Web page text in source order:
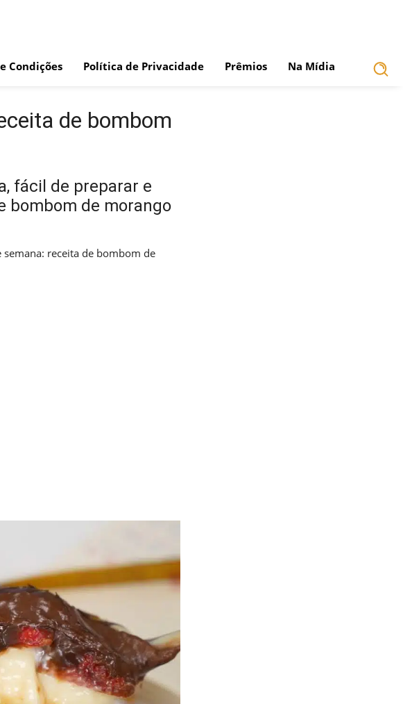
Condições Política de Privacidade Prêmios Na Mídia
de bombom
fácil de preparar e
bombom de morango
receita de bombom de